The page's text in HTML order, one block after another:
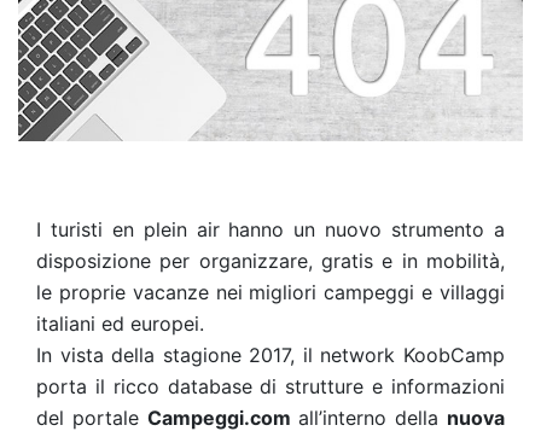
I turisti en plein air hanno un nuovo strumento a
disposizione per organizzare, gratis e in mobilità,
le proprie vacanze nei migliori campeggi e villaggi
italiani ed europei.
In vista della stagione 2017, il network KoobCamp
porta il ricco database di strutture e informazioni
del portale Campeggi.com all’interno della nuova